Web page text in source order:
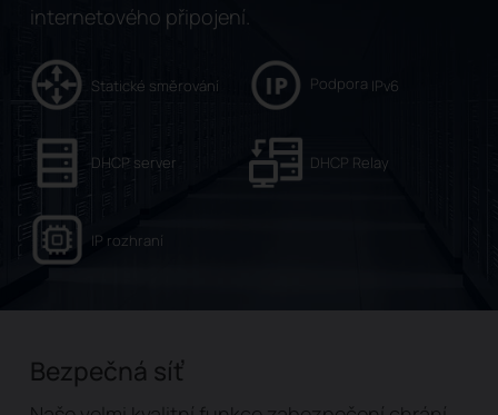
internetového připojení.
Statické směrování Podpora IPv6
DHCP server DHCP Relay
IP rozhraní
Bezpečná síť